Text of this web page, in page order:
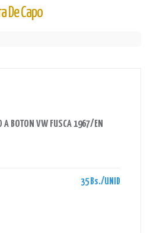
De Capo
A BOTON VW FUSCA 1967/EN
35 Bs./UNID